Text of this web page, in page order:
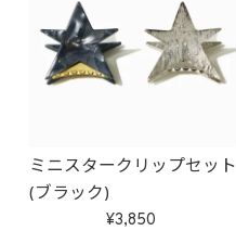
ミニスタークリップセット
(ブラック)
3,850